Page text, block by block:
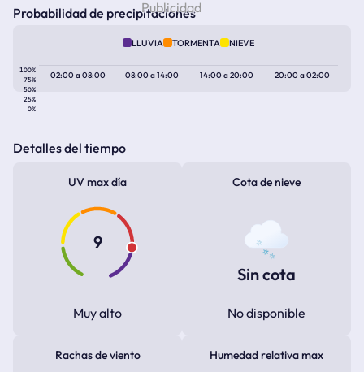
Probabilidad de precipitaciones
LLUVIA TORMENTA NIEVE
100%
75%
50%
25%
0%
02:00a08:00 08:00a14:00 14:00a20:00 20:00a02:00
Detalles del tiempo
UV max día
9
Muy alto
Cota de nieve
Sin cota
No disponible
Rachas de viento Humedad relativa max